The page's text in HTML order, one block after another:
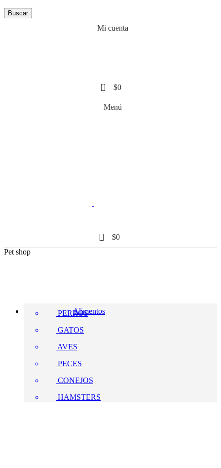
Buscar
Mi cuenta
0 $0
Menú
0 $0
Pet shop
Alimentos
PERROS
GATOS
AVES
PECES
CONEJOS
HAMSTERS